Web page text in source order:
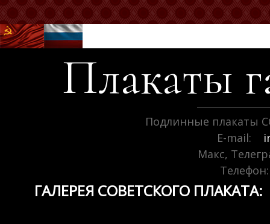
Плакаты
Подлинные плакаты
E-mail:
Макс,
Телефон:
ГАЛЕРЕЯ СОВЕТСКОГО ПЛАКАТА: